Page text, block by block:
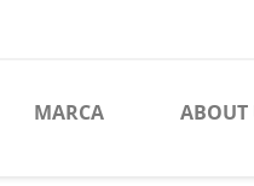
MARCA ABOUT